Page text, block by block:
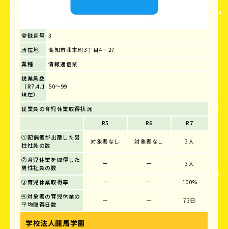
登録番号 3
所在地
高知市北本町3丁目4‐27
業種
情報通信業
従業員数
（R7.4.1
現在）
50～99
従業員の育児休業取得状況
R5
R6
R7
①配偶者が出産した男
性社員の数
対象者なし 対象者なし 3人
②育児休業を取得した
男性社員の数
ー ー 3人
③育児休業取得率 ー ー
100%
④対象者の育児休業の
平均取得日数
ー ー 73日
学校法人龍馬学園